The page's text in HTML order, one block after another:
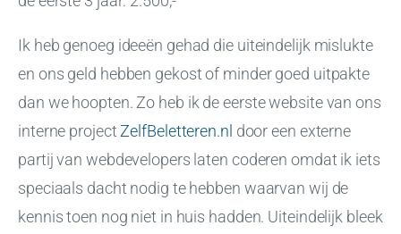
Ik heb genoeg ideeën gehad die uiteindelijk mislukte
en ons geld hebben gekost of minder goed uitpakte
dan we hoopten. Zo heb ik de eerste website van ons
interne project ZelfBeletteren.nl door een externe
partij van webdevelopers laten coderen omdat ik iets
speciaals dacht nodig te hebben waarvan wij de
kennis toen nog niet in huis hadden. Uiteindelijk bleek